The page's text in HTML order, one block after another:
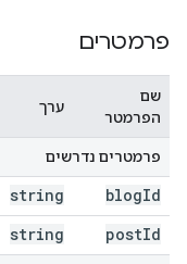
פרמטרים
שם
הפרמטר
ערך
פרמטרים נדרשים
blogId
string
postId
string